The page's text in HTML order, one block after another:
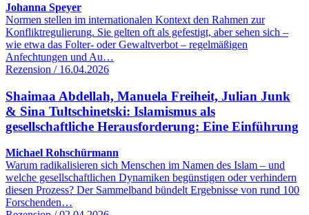
Johanna Speyer
Normen stellen im internationalen Kontext den Rahmen zur
Konfliktregulierung. Sie gelten oft als gefestigt, aber sehen sich –
wie etwa das Folter- oder Gewaltverbot – regelmäßigen
Anfechtungen und Au…
Rezension / 16.04.2026
Shaimaa Abdellah, Manuela Freiheit, Julian Junk
& Sina Tultschinetski: Islamismus als
gesellschaftliche Herausforderung: Eine Einführung
Michael Rohschürmann
Warum radikalisieren sich Menschen im Namen des Islam – und
welche gesellschaftlichen Dynamiken begünstigen oder verhindern
diesen Prozess? Der Sammelband bündelt Ergebnisse von rund 100
Forschenden…